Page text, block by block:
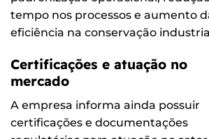
tempo nos processos e aumento
eficiência na conservação
Certificações e atuação no
mercado
A empresa informa ainda possuir
certificações e documentações